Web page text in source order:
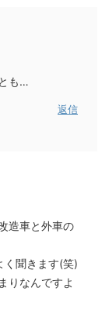
も…
返信
造車と外車の
く聞きます(笑)
りなんですよ